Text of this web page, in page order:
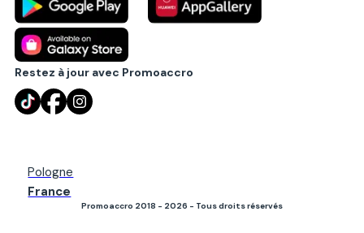
Partenariat B2B
Blog
Contact
Restez à jour avec Promoaccro
Pologne
France
Promoaccro 2018 - 2026 - Tous droits réservés